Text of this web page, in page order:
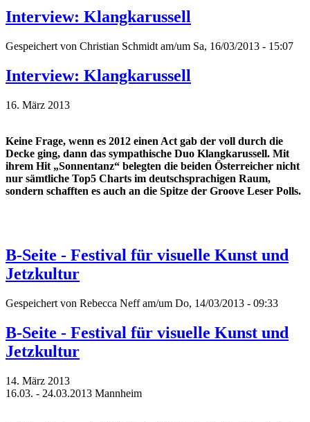
Interview: Klangkarussell
Gespeichert von Christian Schmidt am/um Sa, 16/03/2013 - 15:07
Interview: Klangkarussell
16. März 2013
Keine Frage, wenn es 2012 einen Act gab der voll durch die
Decke ging, dann das sympathische Duo Klangkarussell. Mit
ihrem Hit „Sonnentanz“ belegten die beiden Österreicher nicht
nur sämtliche Top5 Charts im deutschsprachigen Raum,
sondern schafften es auch an die Spitze der Groove Leser Polls.
B-Seite - Festival für visuelle Kunst und
Jetzkultur
Gespeichert von Rebecca Neffam/um Do, 14/03/2013 - 09:33
B-Seite - Festival für visuelle Kunst und
Jetzkultur
14. März 2013
16.03. - 24.03.2013 Mannheim